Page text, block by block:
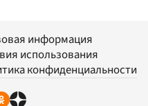
информация
использования
конфиденциальности